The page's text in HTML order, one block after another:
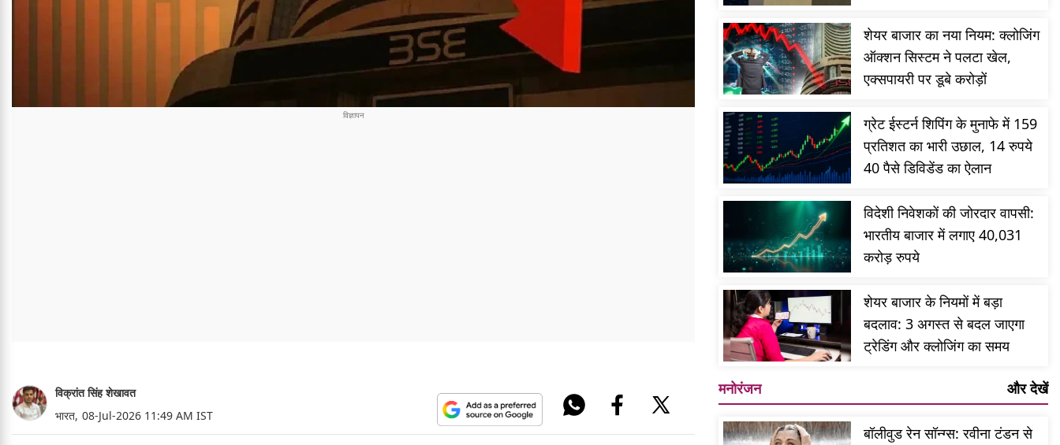
विक्रांत सिंह शेखावत
भारत, 08-Jul-2026 11:49 AM IST
शेयर बाजार का नया नियम: क्लोजिंग
ऑक्शन सिस्टम ने पलटा खेल,
एक्सपायरी पर डूबे करोड़ों
ग्रेट ईस्टर्न शिपिंग के मुनाफे में 159
प्रतिशत का भारी उछाल, 14 रुपये
40 पैसे डिविडेंड का ऐलान
विदेशी निवेशकों की जोरदार वापसी:
भारतीय बाजार में लगाए 40,031
करोड़ रुपये
शेयर बाजार के नियमों में बड़ा
बदलाव: 3 अगस्त से बदल जाएगा
ट्रेडिंग और क्लोजिंग का समय
मनोरंजन और देखें
बॉलीवुड रेन सॉन्ग्स: रवीना टंडन से